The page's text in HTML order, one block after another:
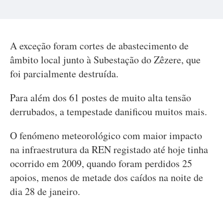
A exceção foram cortes de abastecimento de
âmbito local junto à Subestação do Zêzere, que
foi parcialmente destruída.
Para além dos 61 postes de muito alta tensão
derrubados, a tempestade danificou muitos mais.
O fenómeno meteorológico com maior impacto
na infraestrutura da REN registado até hoje tinha
ocorrido em 2009, quando foram perdidos 25
apoios, menos de metade dos caídos na noite de
dia 28 de janeiro.